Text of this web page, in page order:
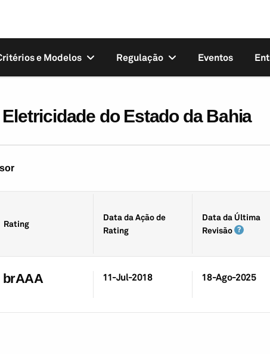
e Modelos Regulação Eventos
do Estado da Bahia
Rating
Data da Ação de
Rating
Data da Última
Revisão
brAAA 11-Jul-2018 18-Ago-2025